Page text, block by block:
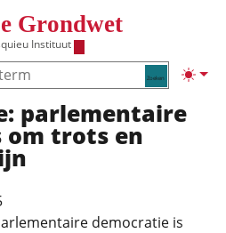
Grondwet
Instituut
Zoeken
parlementaire
om trots en
democratie is